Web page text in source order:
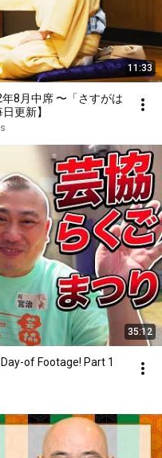
11:33
8月中席 〜「さすがは
更新】
35:12
of Footage! Part 1